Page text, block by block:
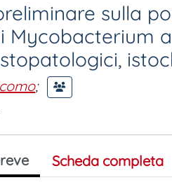
sulla
Mycobacterium
;
Scheda completa